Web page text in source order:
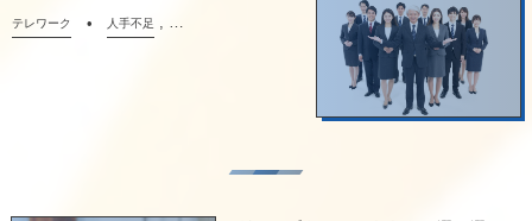
テレワーク 人手不足